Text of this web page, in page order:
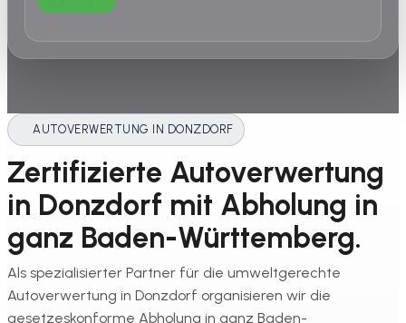
AUTOVERWERTUNG IN DONZDORF
Zertifizierte Autoverwertung
in Donzdorf mit Abholung in
ganz Baden-Württemberg.
Als spezialisierter Partner für die umweltgerechte
Autoverwertung in Donzdorf organisieren wir die
gesetzeskonforme Abholung in ganz Baden-